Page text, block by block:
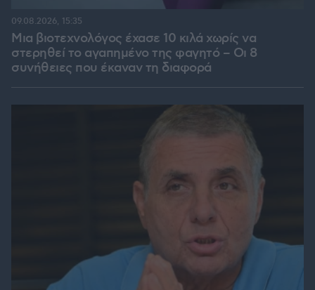
Μια βιοτεχνολόγος έχασε 10 κιλά χωρίς να
στερηθεί το αγαπημένο της φαγητό – Οι 8
συνήθειες που έκαναν τη διαφορά
09.08.2026, 15:35